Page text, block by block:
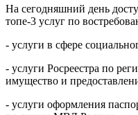
На сегодняшний день
топе-3 услуг по
- услуги в сфере
- услуги Росреестра по
имущество и
- услуги оформления